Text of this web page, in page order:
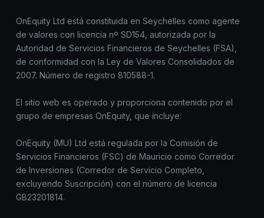
OnEquity Ltd está constituida en Seychelles como agente
de valores con licencia nº SD154, autorizada por la
Autoridad de Servicios Financieros de Seychelles (FSA),
de conformidad con la Ley de Valores Consolidados de
2007. Número de registro 810588-1.
El sitio web es operado y proporciona contenido por el
grupo de empresas OnEquity, que incluye:
OnEquity (MU) Ltd está regulada por la Comisión de
Servicios Financieros (FSC) de Mauricio como Corredor
de Inversiones (Corredor de Servicio Completo,
excluyendo Suscripción) con el número de licencia
GB23201814.